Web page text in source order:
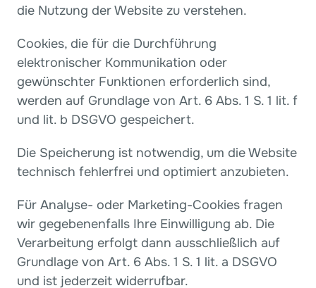
die Nutzung der Website zu verstehen.
Cookies, die für die Durchführung
elektronischer Kommunikation oder
gewünschter Funktionen erforderlich sind,
werden auf Grundlage von Art. 6 Abs. 1 S. 1 lit. f
und lit. b DSGVO gespeichert.
Die Speicherung ist notwendig, um die Website
technisch fehlerfrei und optimiert anzubieten.
Für Analyse- oder Marketing-Cookies fragen
wir gegebenenfalls Ihre Einwilligung ab. Die
Verarbeitung erfolgt dann ausschließlich auf
Grundlage von Art. 6 Abs. 1 S. 1 lit. a DSGVO
und ist jederzeit widerrufbar.